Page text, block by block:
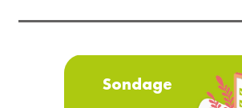
Sondage